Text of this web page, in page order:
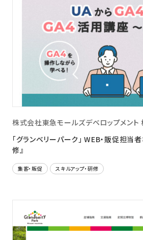
株式会社東急モールズデベロップメント
「グランベリーパーク」 WEB・販促担当
修』
集客・販促 スキルアップ・研修